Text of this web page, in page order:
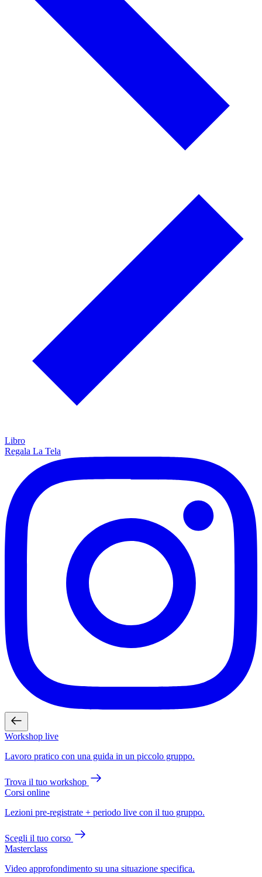
Libro
Regala La Tela
Workshop live
Lavoro pratico con una guida in un piccolo gruppo.
Trova il tuo workshop
Corsi online
Lezioni pre-registrate + periodo live con il tuo gruppo.
Scegli il tuo corso
Masterclass
Video approfondimento su una situazione specifica.